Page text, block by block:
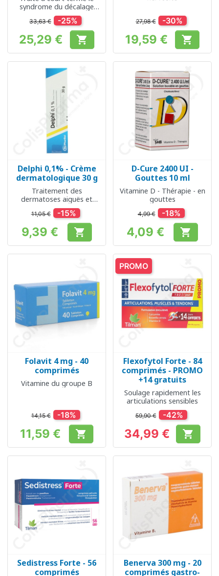
syndrome du décalage
horaire
33,63 € -25%
Prix
25,29 € 
27,98 € -30%
Prix
19,59 € 
Delphi 0,1% - Crème
dermatologique 30 g
Traitement des
dermatoses aiguës et
chroniques sensibles aux
corticostéroïdes
11,05 € -15%
Prix
9,39 € 
D-Cure 2400 UI -
Gouttes 10 ml
Vitamine D - Thérapie - en
gouttes
4,99 € -18%
Prix
4,09 € 
Folavit 4 mg - 40
comprimés
Vitamine du groupe B
14,15 € -18%
Prix
11,59 € 
Flexofytol Forte - 84
comprimés - PROMO
+14 gratuits
Soulage rapidement les
articulations sensibles
59,90 € -42%
Prix
34,99 € 
PROMO
Sedistress Forte - 56
comprimés
Benerva 300 mg - 20
comprimés gastro-